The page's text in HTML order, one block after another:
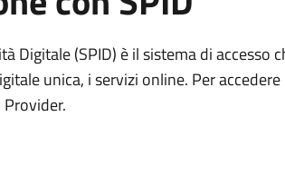
Digitale (SPID) è il sistema di accesso
unica, i servizi online. Per